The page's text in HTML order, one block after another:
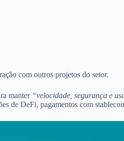
com outros projetos do setor.
manter “velocidade, segurança e
de DeFi, pagamentos com